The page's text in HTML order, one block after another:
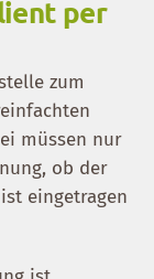
per
zum
müssen nur
ob der
eingetragen